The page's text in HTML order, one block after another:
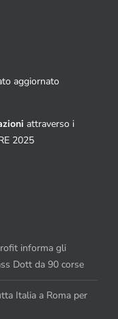
aggiornato
attraverso i
2025
informa gli
Dott da 90 corse
Italia a Roma per